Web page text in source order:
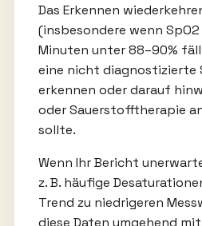
Das Erkennen
(insbesondere wenn
Minuten unter 88–90%
eine nicht diagnostizierte
erkennen oder darauf
oder Sauerstofftherapie
sollte.
Wenn Ihr Bericht
z. B. häufige
Trend zu niedrigeren
diese Daten umgehend